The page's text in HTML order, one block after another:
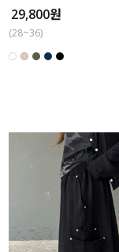
29,800원
(28~36)